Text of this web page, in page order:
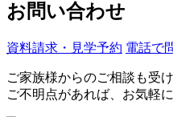
お問い合わせ
資料請求・見学予約 電話で
ご家族様からのご相談も受
ご不明点があれば、お気軽